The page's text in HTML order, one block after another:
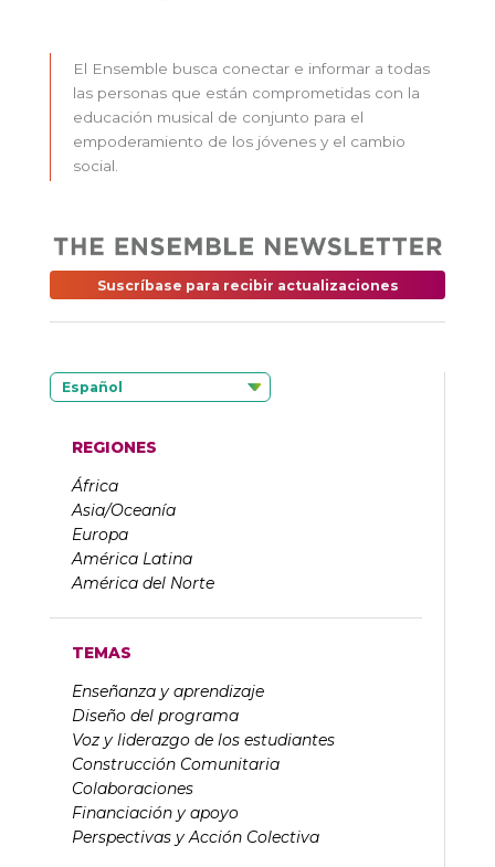
El Ensemble busca conectar e informar a todas
las personas que están comprometidas con la
educación musical de conjunto para el
empoderamiento de los jóvenes y el cambio
social.
Suscríbase para recibir actualizaciones
Español
REGIONES
África
Asia/Oceanía
Europa
América Latina
América del Norte
TEMAS
Enseñanza y aprendizaje
Diseño del programa
Voz y liderazgo de los estudiantes
Construcción Comunitaria
Colaboraciones
Financiación y apoyo
Perspectivas y Acción Colectiva